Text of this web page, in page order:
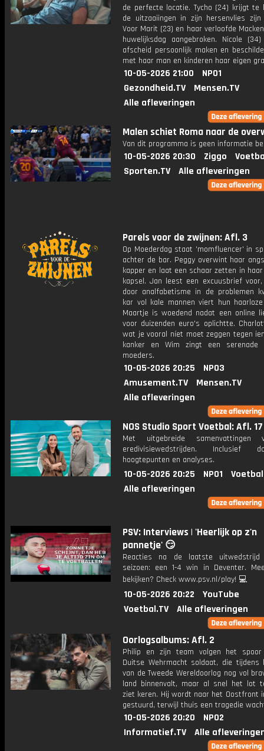
de perfecte locatie. Tycho (24) krijgt te
de uitzaaiingen in zijn hersenvlies zijn
Voor Marit (23) en haar verloofde
huwelijksdag aangebroken. Nicole
afscheid persoonlijk maken en
met haar man en kinderen haar eigen
10-05-2026 21:00
NPO1
Gezondheid.TV
Mensen.TV
Alle afleveringen
Malen schiet Roma naar de
Van dit programma is geen informatie
10-05-2026 20:30 Ziggo
Sporten.TV
Alle afleveringen
Parels voor de zwijnen: Afl. 3
Op Moederdag staat 'momfluencer' in
achter de bar. Peggy overwint haar
kapper en laat een schaar zetten in
kapsel. Jan leest een excuusbrief
door analfabetisme in de problemen
kar vol kale mannen viert hun
Maartje is woedend nadat een online
voor duizenden euro's oplichtte.
wat je vooral níet moet zeggen tegen
kanker en Wim zingt een serenade
moeders.
10-05-2026 20:25
NPO3
Amusement.TV
Mensen.TV
Alle afleveringen
NOS Studio Sport Voetbal: Afl. 17
Met uitgebreide samenvattingen
eredivisiewedstrijden. Inclusief
hoogtepunten en analyses.
10-05-2026 20:25 NPO1
Alle afleveringen
PSV: Interviews | 'Heerlijk op z'n
pannetje' 😏
Reacties na de laatste
seizoen: een 1-4 win in Deventer.
bekijken? Check www.psv.nl/play! 💻
10-05-2026 20:22
YouTube
Voetbal.TV
Alle afleveringen
Oorlogsalbums: Afl. 2
Philip en zijn team volgen het
Duitse Wehrmacht soldaat, die tijdens
van de Tweede Wereldoorlog nog vol
land binnenvalt, maar al snel het lot
ziet keren. Hij wordt naar het Oostfront
gestuurd, terwijl thuis een tragedie
10-05-2026 20:20
NPO2
Informatief.TV
Alle